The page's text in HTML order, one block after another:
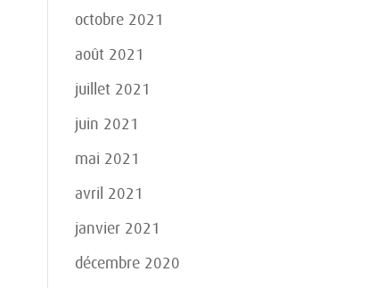
octobre 2021
août 2021
juillet 2021
juin 2021
mai 2021
avril 2021
janvier 2021
décembre 2020